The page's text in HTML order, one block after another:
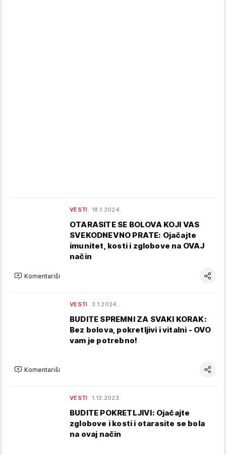
VESTI 18.1.2024.
OTARASITE SE BOLOVA KOJI VAS
SVEKODNEVNO PRATE: Ojačajte
imunitet, kosti i zglobove na OVAJ
način
Komentariši
VESTI 3.1.2024.
BUDITE SPREMNI ZA SVAKI KORAK:
Bez bolova, pokretljivi i vitalni - OVO
vam je potrebno!
Komentariši
VESTI 1.12.2023.
BUDITE POKRETLJIVI: Ojačajte
zglobove i kosti i otarasite se bola
na ovaj način